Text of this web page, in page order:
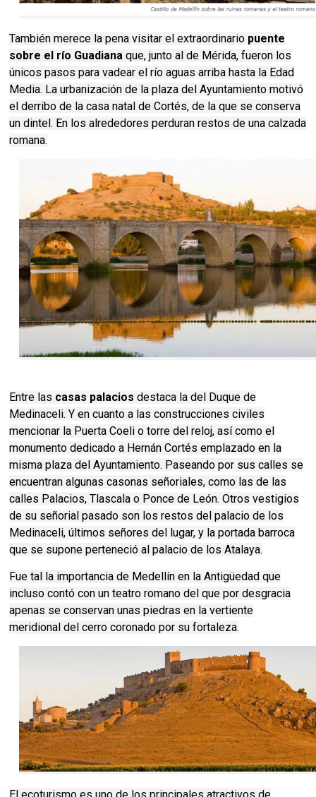
También merece la pena visitar el extraordinario puente
sobre el río Guadianaque, junto al de Mérida, fueron los
únicos pasos para vadear el río aguas arriba hasta la Edad
Media. La urbanización de la plaza del Ayuntamiento motivó
el derribo de la casa natal de Cortés, de la que se conserva
un dintel. En los alrededores perduran restos de una calzada
romana.
Entre las casas palaciosdestaca la del Duque de
Medinaceli. Y en cuanto a las construcciones civiles
mencionar la Puerta Coeli o torre del reloj, así como el
monumento dedicado a Hernán Cortés emplazado en la
misma plaza del Ayuntamiento. Paseando por sus calles se
encuentran algunas casonas señoriales, como las de las
calles Palacios, Tlascala o Ponce de León. Otros vestigios
de su señorial pasado son los restos del palacio de los
Medinaceli, últimos señores del lugar, y la portada barroca
que se supone perteneció al palacio de los Atalaya.
Fue tal la importancia de Medellín en la Antigüedad que
incluso contó con un teatro romano del que por desgracia
apenas se conservan unas piedras en la vertiente
meridional del cerro coronado por su fortaleza.